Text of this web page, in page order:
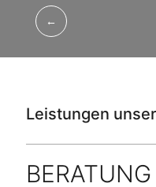
←
Leistungen